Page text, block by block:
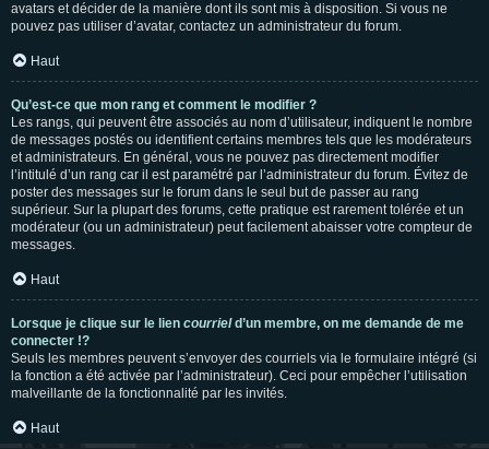
avatars et décider de la manière dont ils sont mis à disposition. Si vous ne
pouvez pas utiliser d’avatar, contactez un administrateur du forum.
Haut
Qu’est-ce que mon rang et comment le modifier ?
Les rangs, qui peuvent être associés au nom d’utilisateur, indiquent le nombre
de messages postés ou identifient certains membres tels que les modérateurs
et administrateurs. En général, vous ne pouvez pas directement modifier
l’intitulé d’un rang car il est paramétré par l’administrateur du forum. Évitez de
poster des messages sur le forum dans le seul but de passer au rang
supérieur. Sur la plupart des forums, cette pratique est rarement tolérée et un
modérateur (ou un administrateur) peut facilement abaisser votre compteur de
messages.
Haut
Lorsque je clique sur le lien courrield’un membre, on me demande de me
connecter !?
Seuls les membres peuvent s’envoyer des courriels via le formulaire intégré (si
la fonction a été activée par l’administrateur). Ceci pour empêcher l’utilisation
malveillante de la fonctionnalité par les invités.
Haut